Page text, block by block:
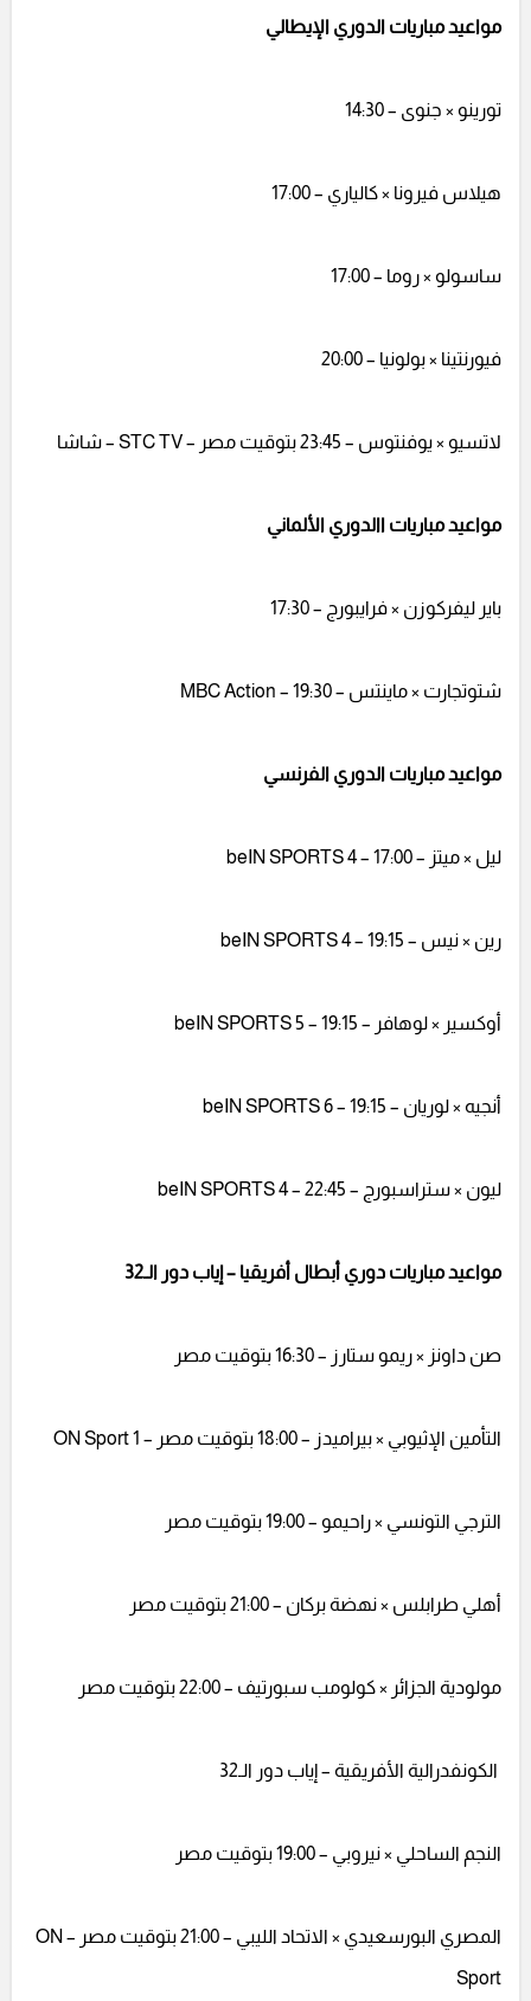
مواعيد مباريات الدوري الإيطالي
تورينو × جنوى – 14:30
هيلاس فيرونا × كالياري – 17:00
ساسولو × روما – 17:00
فيورنتينا × بولونيا – 20:00
لاتسيو × يوفنتوس – 23:45 بتوقيت مصر – STC TV – شاشا
مواعيد مباريات االدوري الألماني
باير ليفركوزن × فرايبورج – 17:30
شتوتجارت × ماينتس – 19:30 – MBC Action
مواعيد مباريات الدوري الفرنسي
ليل × ميتز – 17:00 – beIN SPORTS 4
رين × نيس – 19:15 – beIN SPORTS 4
أوكسير × لوهافر – 19:15 – beIN SPORTS 5
أنجيه × لوريان – 19:15 – beIN SPORTS 6
ليون × ستراسبورج – 22:45 – beIN SPORTS 4
مواعيد مباريات دوري أبطال أفريقيا – إياب دور الـ32
صن داونز × ريمو ستارز – 16:30 بتوقيت مصر
التأمين الإثيوبي × بيراميدز – 18:00 بتوقيت مصر – ON Sport 1
الترجي التونسي × راحيمو – 19:00 بتوقيت مصر
أهلي طرابلس × نهضة بركان – 21:00 بتوقيت مصر
مولودية الجزائر × كولومب سبورتيف – 22:00 بتوقيت مصر
الكونفدرالية الأفريقية – إياب دور الـ32
النجم الساحلي × نيروبي – 19:00 بتوقيت مصر
المصري البورسعيدي × الاتحاد الليبي – 21:00 بتوقيت مصر – ON
Sport